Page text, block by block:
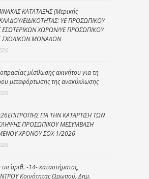
ΚΑΤΑΤΑΞΗΣ (Μερικής
ΕΙΔΙΚΟΤΗΤΑΣ: ΥΕ ΠΡΟΣΩΠΙΚΟΥ
ΕΣΩΤΕΡΙΚΩΝ ΧΩΡΩΝ/ΥΕ ΠΡΟΣΩΠΙΚΟΥ
ΣΧΟΛΙΚΩΝ ΜΟΝΑΔΩΝ
μίσθωσης ακινήτου για τη
μεταφόρτωσης της ανακύκλωσης
ΓΙΑ ΤΗΝ ΚΑΤΑΡΤΙΣΗ ΤΩΝ
ΠΡΟΣΩΠΙΚΟΥ ΜΕΣΥΜΒΑΣΗ
ΧΡΟΝΟΥ ΣΟΧ 1/2026
αριθ. -14- καταστήματος,
Κοινότητας Ωρωπού, Δημ.